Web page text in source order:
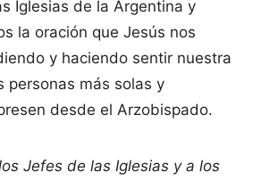
Iglesias de la Argentina y
la oración que Jesús nos
y haciendo sentir nuestra
personas más solas y
desde el Arzobispado.
Jefes de las Iglesias y a los